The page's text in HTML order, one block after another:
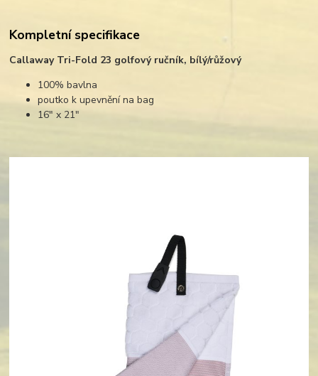
Kompletní specifikace
Callaway Tri-Fold 23 golfový ručník, bílý/růžový
100% bavlna
poutko k upevnění na bag
16" x 21"